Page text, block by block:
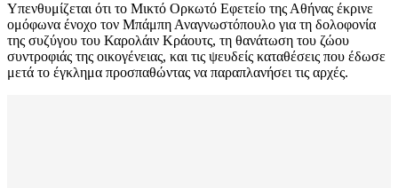
Υπενθυμίζεται ότι το Μικτό Ορκωτό Εφετείο της Αθήνας έκρινε
ομόφωνα ένοχο τον Μπάμπη Αναγνωστόπουλο για τη δολοφονία
της συζύγου του Καρολάιν Κράουτς, τη θανάτωση του ζώου
συντροφιάς της οικογένειας, και τις ψευδείς καταθέσεις που έδωσε
μετά το έγκλημα προσπαθώντας να παραπλανήσει τις αρχές.